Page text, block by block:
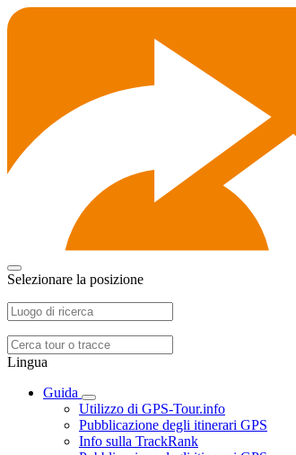
Selezionare la posizione
Lingua
Guida
Utilizzo di GPS-Tour.info
Pubblicazione degli itinerari GPS
Info sulla TrackRank